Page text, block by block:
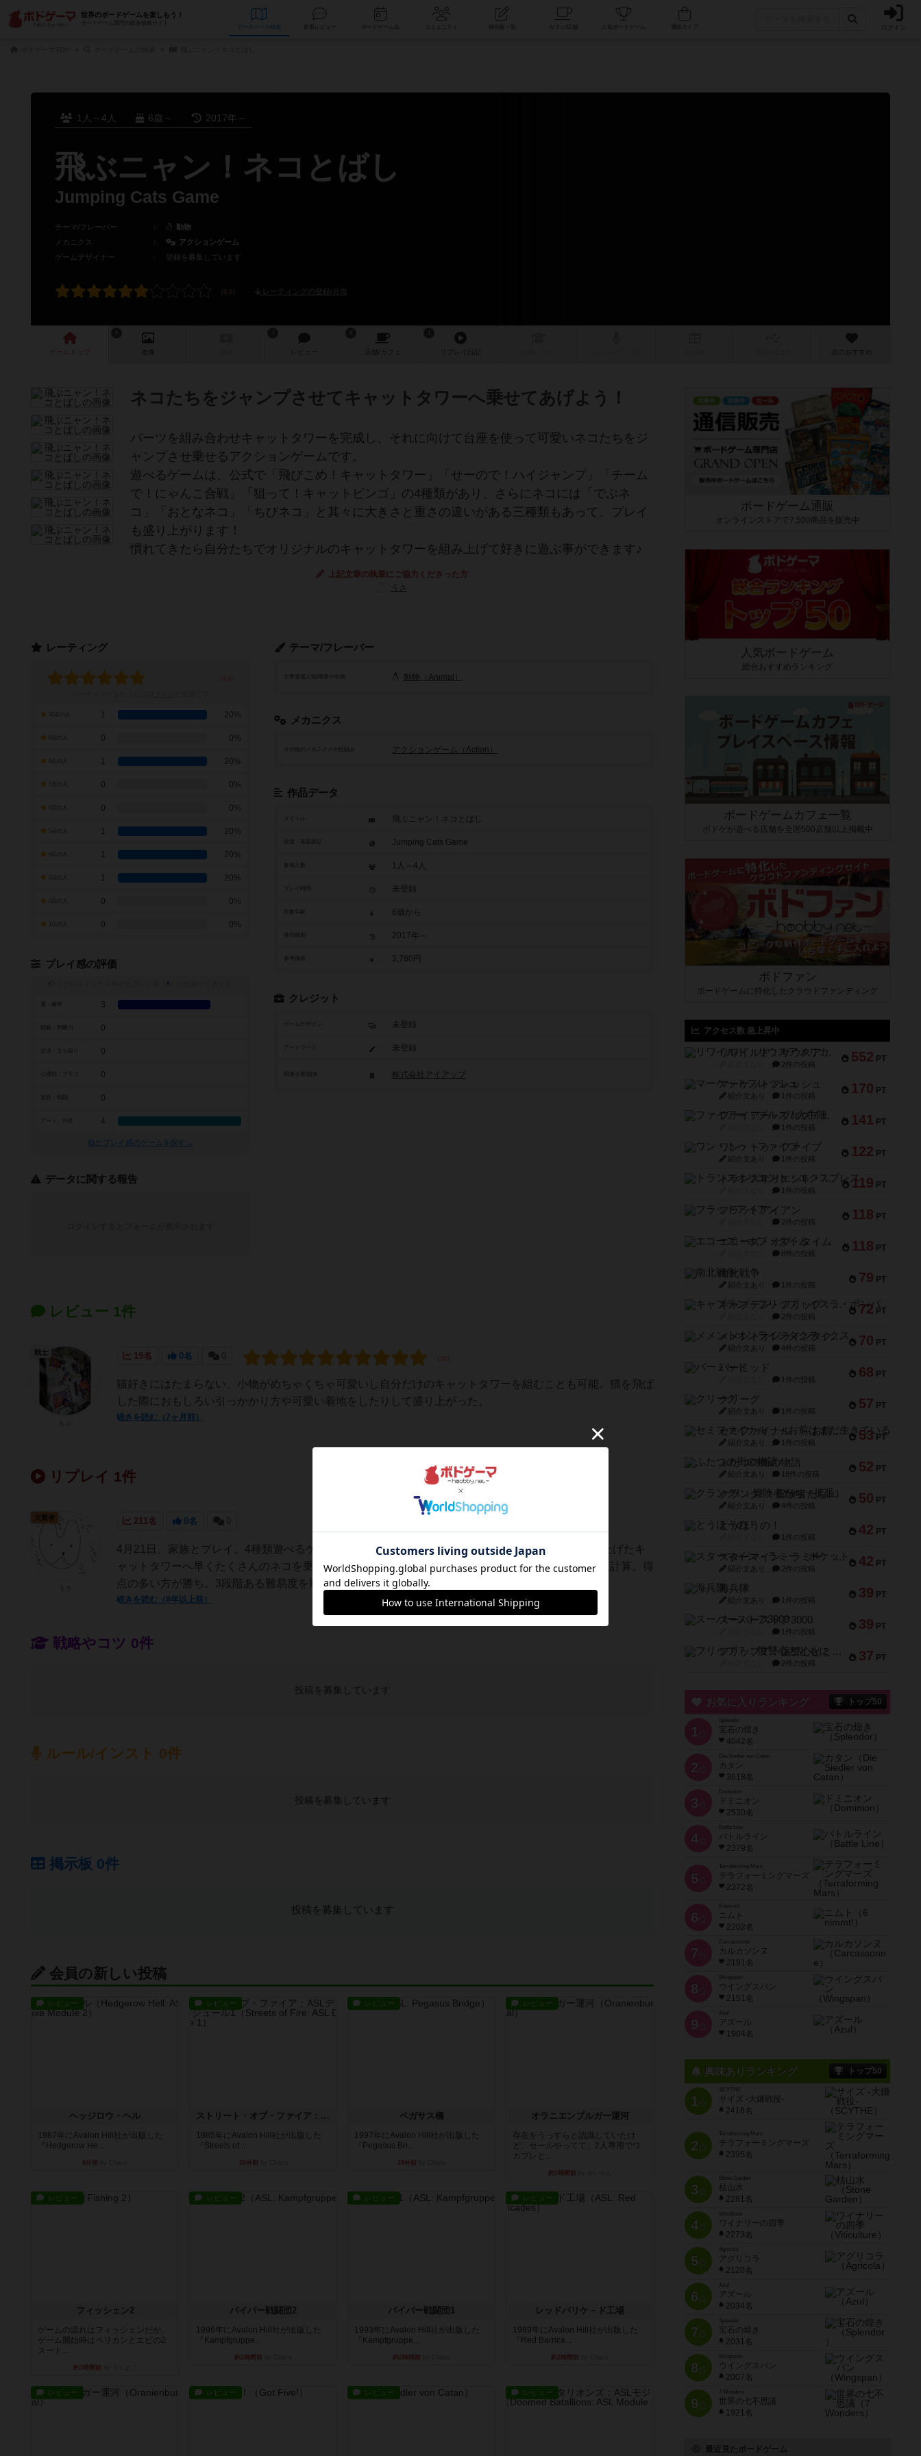
世界のボードゲームを楽しもう！
ボードゲーム専門の総合情報サイト
データベース コミュニティ 人気ボードゲーム ログイン
1人～4人 6歳～ 2017年～
飛ぶニャン！ネコとばし
Jumping Cats Game
テーマ/フレーバー ：
動物
メカニクス
：
アクションゲーム
ゲームデザイナー
： 登録を募集しています
レーティングの登録/分布
ゲーム 画像 レビュー 店舗/ カフェ 次のおすすめ
ネコたちをジャンプさせてキャットタワーへ乗せてあげよう！
パーツを組み合わせキャットタワーを完成し、それに向けて台座を使って可愛いネコたちをジ
ャンプさせ乗せるアクションゲームです。
遊べるゲームは、公式で「飛びこめ！キャットタワー」「せーので！ハイジャンプ」「チーム
で！にゃんこ合戦」「狙って！キャットビンゴ」の4種類があり、さらにネコには「でぶネ
コ」「おとなネコ」「ちびネコ」と其々に大きさと重さの違いがある三種類もあって、プレイ
も盛り上がります！
慣れてきたら自分たちでオリジナルのキャットタワーを組み上げて好きに遊ぶ事ができます♪
上記文章の執筆にご協力くださった方
うさ
テーマ/フレーバー
動物（Animal）
メカニクス
その他のメカニクスや仕組み アクションゲーム（Action）
作品データ
タイトル 飛ぶニャン！ネコとばし
Jumping Cats Game
参加人数 1人～4人
未登録
6歳から
2017年～
参考価格 3,780円
クレジット
ゲームデザイン 未登録
アートワーク 未登録
株式会社アイアップ
レーティング
1 20%
0 0%
1 20%
7点の人 0 0%
0 0%
1 20%
1 20%
1 20%
0 0%
0 0%
プレイ感の評価
※
3
戦略・判断力 0
0
0
0
アート・外見 4
似たプレイ感のゲームを探す→
データに関する報告
レビュー 1件
19名 0名 0
猫好きにはたまらない、小物がめちゃくちゃ可愛いし自分だけのキャットタワーを組むことも可能。猫を飛ば
した際におもしろい引っかかり方や可愛い着地をしたりして盛り上がった。
続きを読む（7ヶ月前）
戦士
リプレイ 1件
211名 0名 0
4月21日、家族とプレイ。4種類遊べるゲームの中から「飛び込め！キャットタワー」を選択。くみ上げたキ
ャットタワーへ早くたくさんのネコを乗せたり放り込んだりしあった後、ネコの種類や乗り方で得点計算。得
点の多い方が勝ち。3段階ある難易度を順々に遊び、後にお互い交互にパーツを選択...
続きを読む（8年以上前）
大賢者
戦略やコツ 0件
投稿を募集しています
ルール/インスト 0件
投稿を募集しています
掲示板 0件
投稿を募集しています
会員の新しい投稿
レビュー
ヘッジロウ・ヘル
1987年にAvalon Hill社が出版した
『Hedgerow He...
8分前
レビュー
ストリート・オブ・ファイア：ASLデラックスモジュール1
1985年にAvalon Hill社が出版した
『Streets of ...
26分前
レビュー
ペガサス橋
1997年にAvalon Hill社が出版した
『Pegasus Bri...
39分前
レビュー
オラニエンブルガー運河
存在をうっすらと認識していたけ
ど、セールやってて、2人専用でワ
カプレと...
約1時間前
レビュー
フィッシェン2
ゲームの流れはフィッシェンだが、
ゲーム開始時はペリカンとエビの2
スート...
約1時間前
レビュー
パイパー戦闘団2
1996年にAvalon Hill社が出版した
『Kampfgruppe...
約1時間前
レビュー
パイパー戦闘団1
1993年にAvalon Hill社が出版した
『Kampfgruppe...
約2時間前
レビュー
レッドバリケ－ド工場
1989年にAvalon Hill社が出版した
『Red Barrica...
約2時間前
レビュー レビュー レビュー レビュー
ボードゲーム通販
オンラインストアで7,500商品を販売中
人気ボードゲーム
総合おすすめランキング
ボードゲームカフェ一覧
ボドゲが遊べる店舗を全国500店舗以上掲載中
ボドファン
ボードゲームに特化したクラウドファンディング
アクセス数 急上昇中
552 PT
リワイルド：サウスアメリカ
2件の投稿
170 PT
マーケットフレッシュ
紹介文あり 1件の投稿
141 PT
ファイアー・ブルズ / 火牛陣
1件の投稿
122 PT
ワン・トゥ・ファイブ
紹介文あり 1件の投稿
119 PT
トランスオリエント・エクスプレス
1件の投稿
118 PT
フラットアイアン
2件の投稿
118 PT
エコーズ・オブ・タイム
8件の投稿
79 PT
南北戦争
紹介文あり 1件の投稿
72 PT
キャプテン・フリップ：イスラ・ボンバ
2件の投稿
70 PT
メメントオンラインタクティクス
紹介文あり 4件の投稿
68 PT
パーミッド
1件の投稿
57 PT
クリーグ
紹介文あり 1件の投稿
53 PT
セミファイナル ～お前はまだ生きている～
紹介文あり 1件の投稿
52 PT
ふたつの街の物語
紹介文あり 18件の投稿
50 PT
クランク! ：冒険者たち（拡張）
紹介文あり 4件の投稿
42 PT
とうほうの！
1件の投稿
42 PT
スターマイン・ラミー ポケット
紹介文あり 2件の投稿
39 PT
海兵隊
紹介文あり 1件の投稿
39 PT
スーパーストア3000
1件の投稿
37 PT
フリップ７：復讐心とともに
2件の投稿
お気に入りランキング トップ50
1 位
宝石の煌き
4042名
2 位
Die Siedler von Catan
カタン
3618名
3 位
ドミニオン
2530名
4位
Battle Line
バトルライン
2379名
5 位
Terraforming Mars
テラフォーミングマーズ
2372名
6 位
ニムト
2202名
7 位
Carcassonne
カルカソンヌ
2191名
8 位
Wingspan
ウイングスパン
2151名
9 位
Azul
アズール
1904名
興味ありランキング トップ50
1位
SCYTHE
サイズ -大鎌戦役-
2416名
2位
Terraforming Mars
テラフォーミングマーズ
2395名
3位
Stone Garden
枯山水
2281名
4位
Viticulture
ワイナリーの四季
2273名
5位
Agricola
アグリコラ
2120名
6位
Azul
アズール
2034名
7位
宝石の煌き
2031名
8位
Wingspan
ウイングスパン
2007名
9位
7 Wonders
世界の七不思議
1921名
最近見たボードゲーム